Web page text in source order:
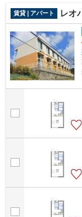
賃貸 | アパート レオ